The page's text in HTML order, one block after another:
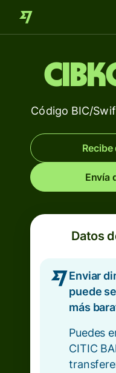
Código BIC/
Envía
Datos
Enviar
puede
más
Puedes
CITIC